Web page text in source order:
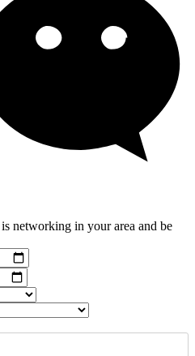
networking in your area and be